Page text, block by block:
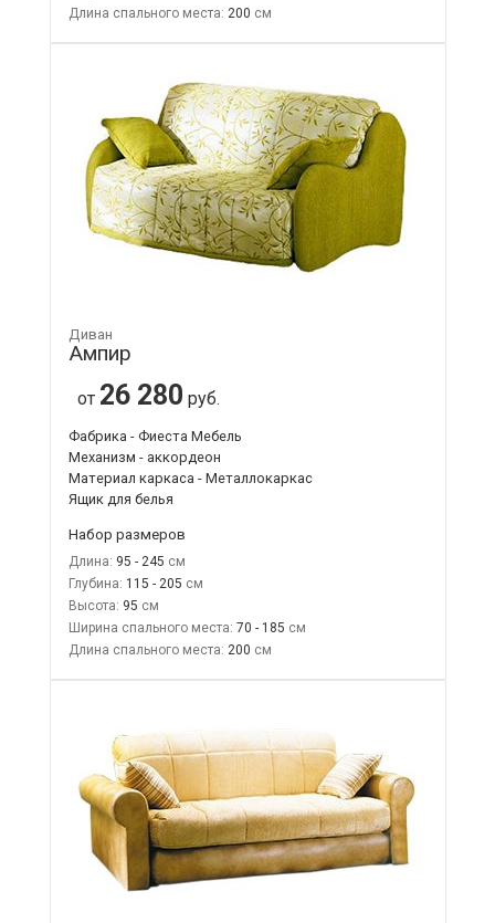
Длина спального места: 200
Диван
Ампир
от 26 280 руб.
Фабрика - Фиеста Мебель
Механизм - аккордеон
Материал каркаса - Металлокаркас
Ящик для белья
Набор размеров
Длина: 95 - 245
Глубина: 115 - 205
Высота: 95
Ширина спального места: 70 - 185
Длина спального места: 200